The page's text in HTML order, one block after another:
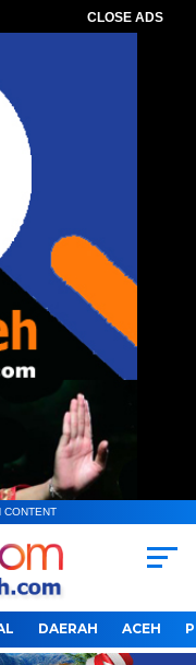
CLOSE ADS
CONTENT
DAERAH ACEH